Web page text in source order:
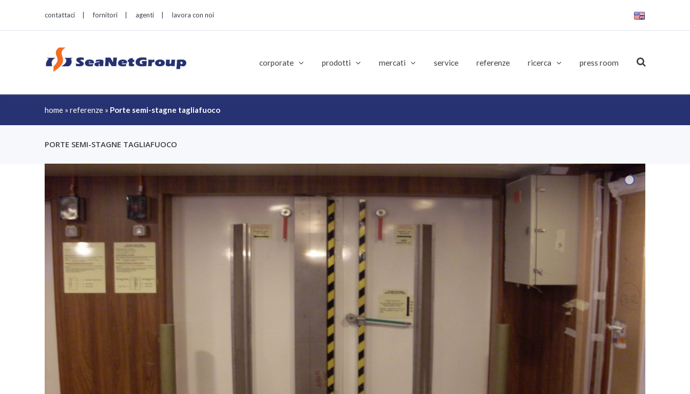
contattaci fornitori agenti lavora con noi
corporate prodotti mercati service referenze ricerca press room
home » referenze » Porte semi-stagne tagliafuoco
PORTE SEMI-STAGNE TAGLIAFUOCO